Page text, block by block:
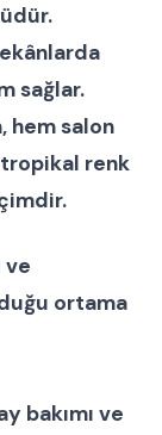
sağlar.
hemsalon
tropikal renk
ve
ortama
bakımı ve